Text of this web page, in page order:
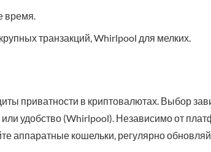
время.
транзакций, Whirlpool для мелких.
приватности в криптовалютах. Выбор
удобство (Whirlpool). Независимо от
аппаратные кошельки, регулярно